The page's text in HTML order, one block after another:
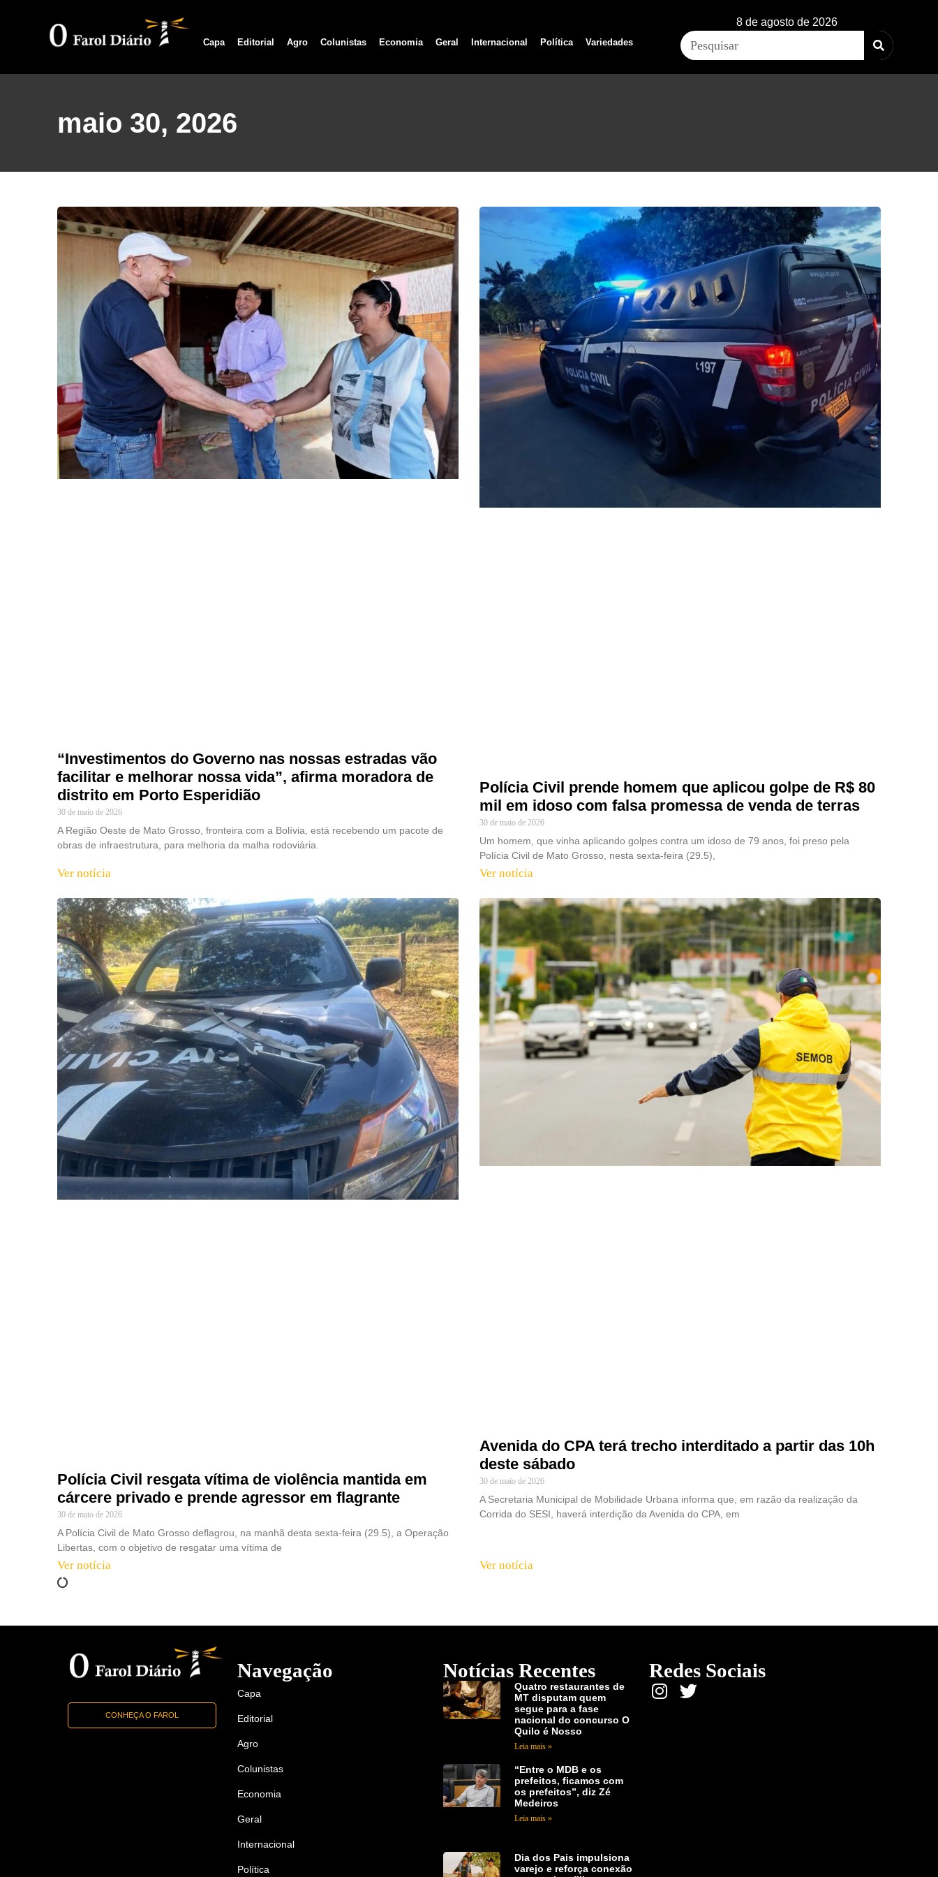
Capa Editorial Agro Colunistas Economia Geral Internacional Política Variedades
8 de agosto de 2026
maio 30, 2026
“Investimentos do Governo nas nossas estradas vão
facilitar e melhorar nossa vida”, afirma moradora de
distrito em Porto Esperidião
30 de maio de 2026
A Região Oeste de Mato Grosso, fronteira com a Bolívia, está recebendo um pacote de
obras de infraestrutura, para melhoria da malha rodoviária.
Ver notícia
Polícia Civil prende homem que aplicou golpe de R$ 80
mil em idoso com falsa promessa de venda de terras
30 de maio de 2026
Um homem, que vinha aplicando golpes contra um idoso de 79 anos, foi preso pela
Polícia Civil de Mato Grosso, nesta sexta-feira (29.5),
Ver notícia
Polícia Civil resgata vítima de violência mantida em
cárcere privado e prende agressor em flagrante
30 de maio de 2026
A Polícia Civil de Mato Grosso deflagrou, na manhã desta sexta-feira (29.5), a Operação
Libertas, com o objetivo de resgatar uma vítima de
Ver notícia
Avenida do CPA terá trecho interditado a partir das 10h
deste sábado
30 de maio de 2026
A Secretaria Municipal de Mobilidade Urbana informa que, em razão da realização da
Corrida do SESI, haverá interdição da Avenida do CPA, em
Ver notícia
CONHEÇA O FAROL
Navegação
Capa
Editorial
Agro
Colunistas
Economia
Geral
Internacional
Política
Notícias Recentes
Quatro restaurantes de
MT disputam quem
segue para a fase
nacional do concurso O
Quilo é Nosso
Leia mais »
“Entre o MDB e os
prefeitos, ficamos com
os prefeitos”, diz Zé
Medeiros
Leia mais »
Dia dos Pais impulsiona
varejo e reforça conexão
Redes Sociais